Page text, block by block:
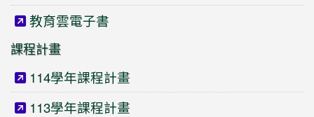
教育雲電子書
課程計畫
114學年課程計畫
113學年課程計畫